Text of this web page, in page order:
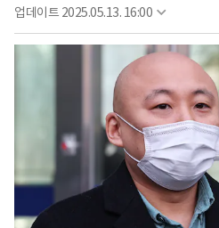
업데이트 2025.05.13. 16:00